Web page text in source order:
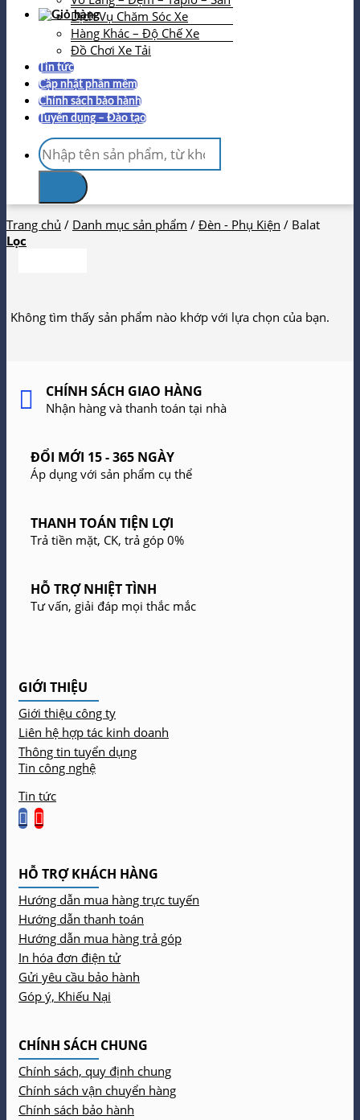
Dịch Vụ Chăm Sóc Xe
Hàng Khác – Độ Chế Xe
Đồ Chơi Xe Tải
Tin tức
Cập nhật phần mềm
Chính sách bảo hành
Tuyển dụng – Đào tạo
Tìm
kiếm:
Trang chủ / Danh mục sản phẩm / Đèn - Phụ Kiện / Balat
Lọc
Không tìm thấy sản phẩm nào khớp với lựa chọn của bạn.
CHÍNH SÁCH GIAO HÀNG
Nhận hàng và thanh toán tại nhà
ĐỔI MỚI 15 - 365 NGÀY
Áp dụng với sản phẩm cụ thể
THANH TOÁN TIỆN LỢI
Trả tiền mặt, CK, trả góp 0%
HỖ TRỢ NHIỆT TÌNH
Tư vấn, giải đáp mọi thắc mắc
GIỚI THIỆU
Giới thiệu công ty
Liên hệ hợp tác kinh doanh
Thông tin tuyển dụng
Tin công nghệ
Tin tức
HỖ TRỢ KHÁCH HÀNG
Hướng dẫn mua hàng trực tuyến
Hướng dẫn thanh toán
Hướng dẫn mua hàng trả góp
In hóa đơn điện tử
Gửi yêu cầu bảo hành
Góp ý, Khiếu Nại
CHÍNH SÁCH CHUNG
Chính sách, quy định chung
Chính sách vận chuyển hàng
Chính sách bảo hành